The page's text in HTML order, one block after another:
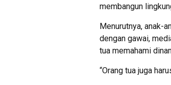
membangun
Menurutnya, anak-
dengan gawai,
tua memahami
“Orang tua juga